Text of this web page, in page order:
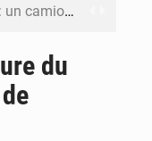
Porto‑Novo : un camion de produits pétroliers embrase Avakpa
du